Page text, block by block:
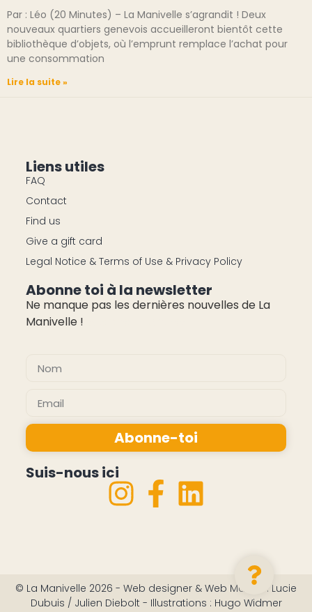
Par : Léo (20 Minutes) – La Manivelle s’agrandit ! Deux
nouveaux quartiers genevois accueilleront bientôt cette
bibliothèque d’objets, où l’emprunt remplace l’achat pour
une consommation
Lire la suite »
Suis-nous ici
Liens utiles
FAQ
Contact
Find us
Give a gift card
Legal Notice & Terms of Use & Privacy Policy
Abonne toi à la newsletter
Ne manque pas les dernières nouvelles de La
Manivelle !
Abonne-toi
© La Manivelle 2026 - Web designer & Web Master : Lucie
Dubuis / Julien Diebolt - Illustrations : Hugo Widmer